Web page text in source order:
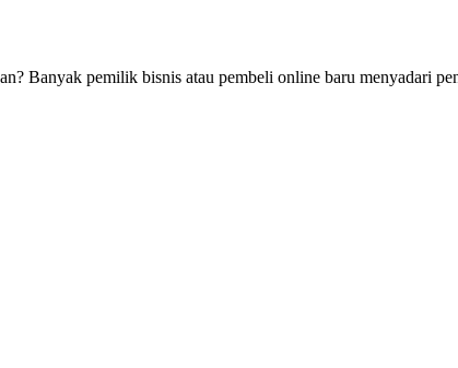
Banyak pemilik bisnis atau pembeli online baru menyadari